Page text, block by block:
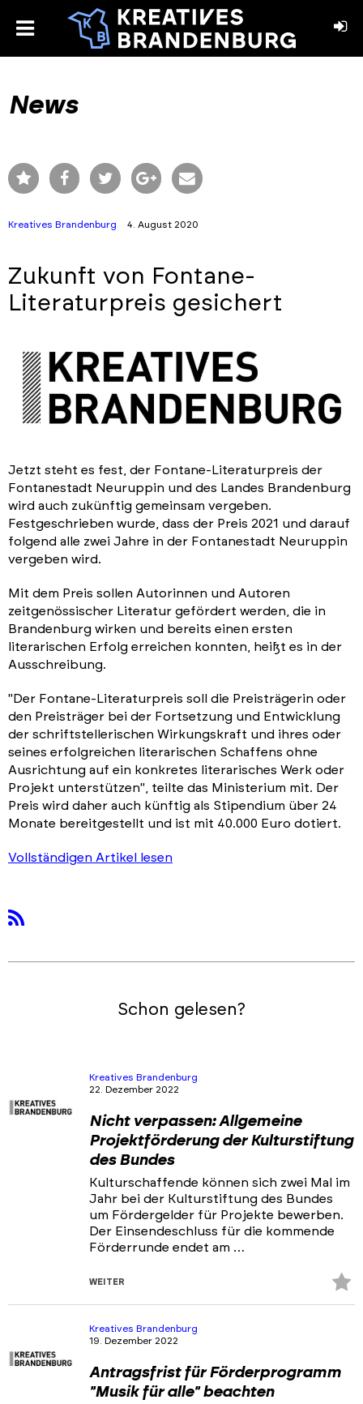
toggle
News
Kreatives Brandenburg 4. August 2020
Zukunft von Fontane-
Literaturpreis gesichert
Jetzt steht es fest, der Fontane-Literaturpreis der
Fontanestadt Neuruppin und des Landes Brandenburg
wird auch zukünftig gemeinsam vergeben.
Festgeschrieben wurde, dass der Preis 2021 und darauf
folgend alle zwei Jahre in der Fontanestadt Neuruppin
vergeben wird.
Mit dem Preis sollen Autorinnen und Autoren
zeitgenössischer Literatur gefördert werden, die in
Brandenburg wirken und bereits einen ersten
literarischen Erfolg erreichen konnten, heißt es in der
Ausschreibung.
"Der Fontane-Literaturpreis soll die Preisträgerin oder
den Preisträger bei der Fortsetzung und Entwicklung
der schriftstellerischen Wirkungskraft und ihres oder
seines erfolgreichen literarischen Schaffens ohne
Ausrichtung auf ein konkretes literarisches Werk oder
Projekt unterstützen", teilte das Ministerium mit. Der
Preis wird daher auch künftig als Stipendium über 24
Monate bereitgestellt und ist mit 40.000 Euro dotiert.
Vollständigen Artikel lesen
Schon gelesen?
Kreatives Brandenburg
22. Dezember 2022
Nicht verpassen: Allgemeine
Projektförderung der Kulturstiftung
des Bundes
Kulturschaffende können sich zwei Mal im
Jahr bei der Kulturstiftung des Bundes
um Fördergelder für Projekte bewerben.
Der Einsendeschluss für die kommende
Förderrunde endet am …
WEITER
Kreatives Brandenburg
19. Dezember 2022
Antragsfrist für Förderprogramm
"Musik für alle" beachten